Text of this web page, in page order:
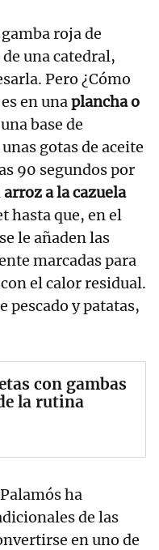
roja de
una catedral,
Pero ¿Cómo
en unaplancha o
base de
gotas de aceite
90 segundos por
arroz a la cazuela
hasta que, en el
le añaden las
marcadas para
el calor residual.
pescado y patatas,
con gambas
la rutina
ha
de las
en uno de